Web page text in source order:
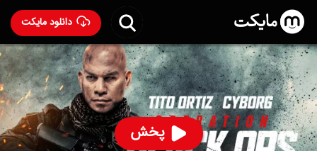
دانلود مایکت
پخش
فیلم عملیات سیاه- Operation Black Ops 2023
۲۳۷ 37% ۲.۹
ساخت آمریکا سال 2023
رده سنی ۱۸+